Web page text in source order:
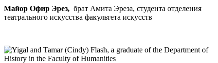
Майор Офир Эрез, брат Амита Эреза, студента отделения
театрального искусства факультета искусств